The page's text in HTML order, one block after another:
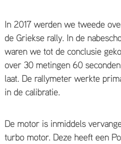
​In 2017 werden we tweede
de Griekse rally. In de
waren we tot de conclusie
over 30 metingen 60
laat. De rallymeter werkte
in de calibratie.
De motor is inmiddels
turbo motor. Deze heeft een